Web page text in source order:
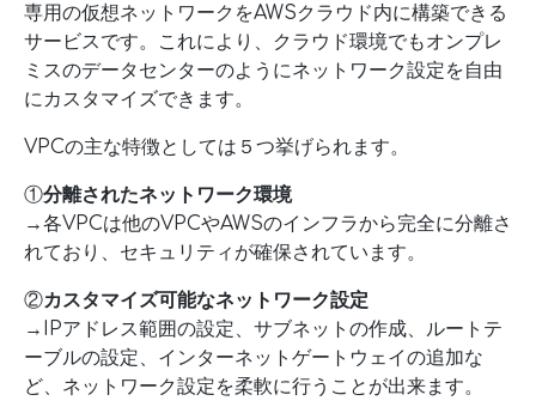
専用の仮想ネットワークをAWSクラウド内に構築できる
サービスです。これにより、クラウド環境でもオンプレ
ミスのデータセンターのようにネットワーク設定を自由
にカスタマイズできます。
VPCの主な特徴としては５つ挙げられます。
①分離されたネットワーク環境
→各VPCは他のVPCやAWSのインフラから完全に分離さ
れており、セキュリティが確保されています。
②カスタマイズ可能なネットワーク設定
→IPアドレス範囲の設定、サブネットの作成、ルートテ
ーブルの設定、インターネットゲートウェイの追加な
ど、ネットワーク設定を柔軟に行うことが出来ます。